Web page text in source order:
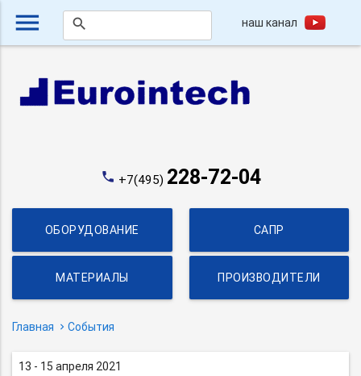
menu search наш канал
phone +7(495) 228-72-04
ОБОРУДОВАНИЕ САПР
МАТЕРИАЛЫ ПРОИЗВОДИТЕЛИ
Главная События
13 - 15 апреля 2021